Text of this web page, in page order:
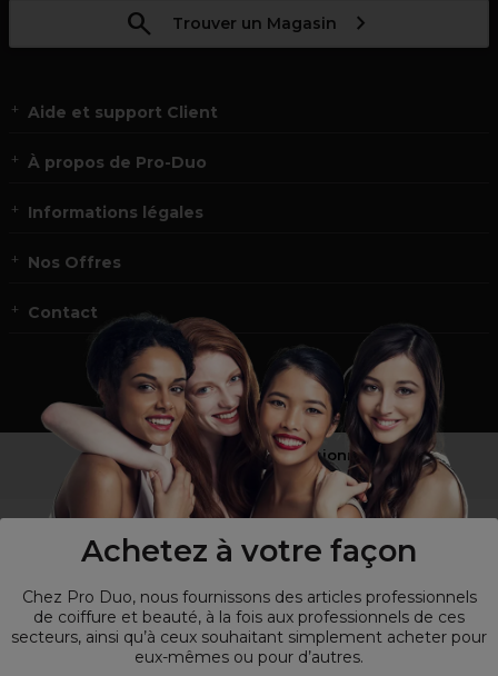
Achetez à votre façon
Chez Pro Duo, nous fournissons des articles professionnels
de coiffure et beauté, à la fois aux professionnels de ces
secteurs, ainsi qu’à ceux souhaitant simplement acheter pour
eux-mêmes ou pour d’autres.
Trouver un Magasin
Aide et support Client
À propos de Pro-Duo
Informations légales
Nos Offres
Contact
Vous n’êtes pas un professionnel ?
Visitez notre site pourles particuliers !